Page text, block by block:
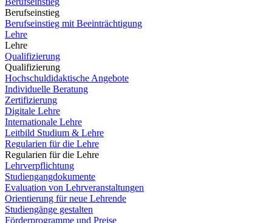
Berufseinstieg
Berufseinstieg mit Beeinträchtigung
Lehre
Lehre
Qualifizierung
Qualifizierung
Hochschuldidaktische Angebote
Individuelle Beratung
Zertifizierung
Digitale Lehre
Internationale Lehre
Leitbild Studium & Lehre
Regularien für die Lehre
Regularien für die Lehre
Lehrverpflichtung
Studiengangdokumente
Evaluation von Lehrveranstaltungen
Orientierung für neue Lehrende
Studiengänge gestalten
Förderprogramme und Preise